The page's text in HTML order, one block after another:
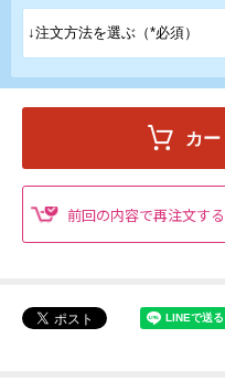
前回の内容で再注文する